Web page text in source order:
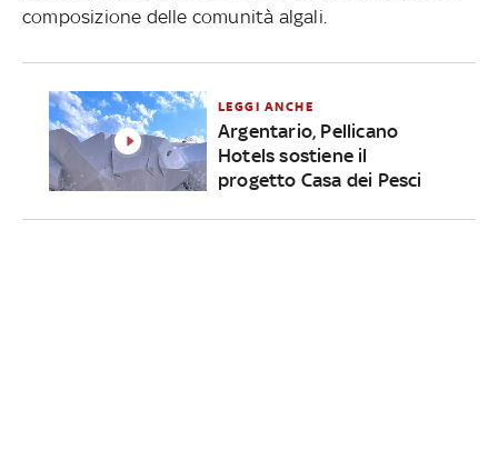
composizione delle comunità algali.
LEGGI ANCHE
Argentario, Pellicano
Hotels sostiene il
progetto Casa dei Pesci